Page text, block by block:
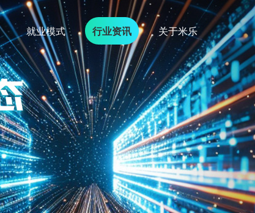
就业模式 行业资讯 关于米乐